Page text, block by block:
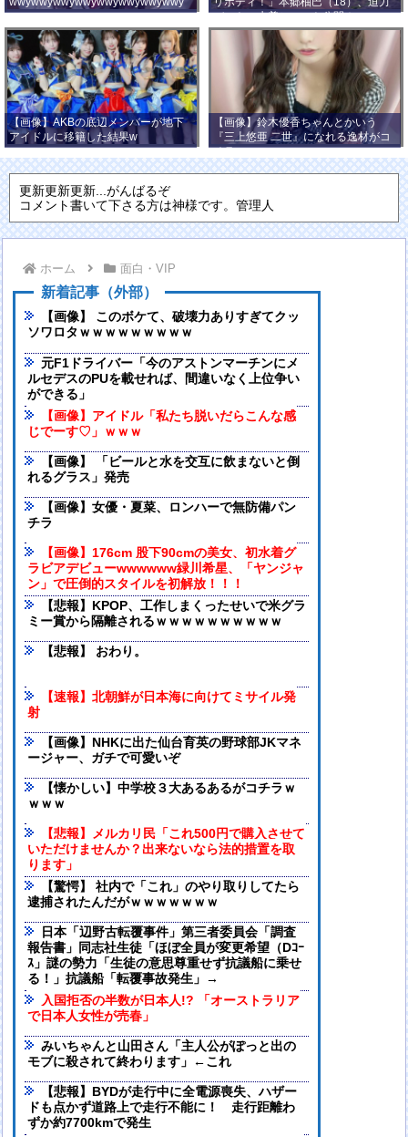
wwy
バストの水着ショット公開！
【画像】AKBの底辺メンバーが地下
アイドルに移籍した結果w
【画像】鈴木優香ちゃんとかいう
『三上悠亜 二世』になれる逸材がコ
チラ
更新更新更新...がんばるぞ
コメント書いて下さる方は神様です。管理人
ホーム 面白・VIP
新着記事（外部）
【画像】 このボケて、破壊力ありすぎてクッ
ソワロタｗｗｗｗｗｗｗｗｗ
元F1ドライバー「今のアストンマーチンにメ
ルセデスのPUを載せれば、間違いなく上位争い
ができる」
【画像】アイドル「私たち脱いだらこんな感
じでーす♡」ｗｗｗ
【画像】 「ビールと水を交互に飲まないと倒
れるグラス」発売
【画像】女優・夏菜、ロンハーで無防備パン
チラ
【画像】176cm 股下90cmの美女、初水着グ
ラビアデビューwwwwww緑川希星、「ヤンジャ
ン」で圧倒的スタイルを初解放！！！
【悲報】KPOP、工作しまくったせいで米グラ
ミー賞から隔離されるｗｗｗｗｗｗｗｗｗｗ
【悲報】 おわり。
【速報】北朝鮮が日本海に向けてミサイル発
射
【画像】NHKに出た仙台育英の野球部JKマネ
ージャー、ガチで可愛いぞ
【懐かしい】中学校３大あるあるがコチラｗ
ｗｗｗ
【悲報】メルカリ民「これ500円で購入させて
いただけませんか？出来ないなら法的措置を取
ります」
【驚愕】 社内で「これ」のやり取りしてたら
逮捕されたんだがｗｗｗｗｗｗｗ
日本「辺野古転覆事件」第三者委員会「調査
報告書」同志社生徒「ほぼ全員が変更希望（Dｺｰ
ｽ」謎の勢力「生徒の意思尊重せず抗議船に乗せ
る！」抗議船「転覆事故発生」→
入国拒否の半数が日本人!? 「オーストラリア
で日本人女性が売春」
みいちゃんと山田さん「主人公がぽっと出の
モブに殺されて終わります」←これ
【悲報】BYDが走行中に全電源喪失、ハザー
ドも点かず道路上で走行不能に！ 走行距離わ
ずか約7700kmで発生